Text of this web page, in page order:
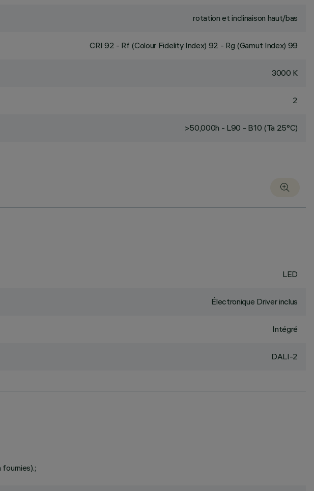
rotation et inclinaison haut/bas
CRI 92 - Rf (Colour Fidelity Index) 92 - Rg (Gamut Index) 99
3000 K
2
>50,000h - L90 - B10 (Ta 25°C)
LED
Électronique Driver inclus
Intégré
DALI-2